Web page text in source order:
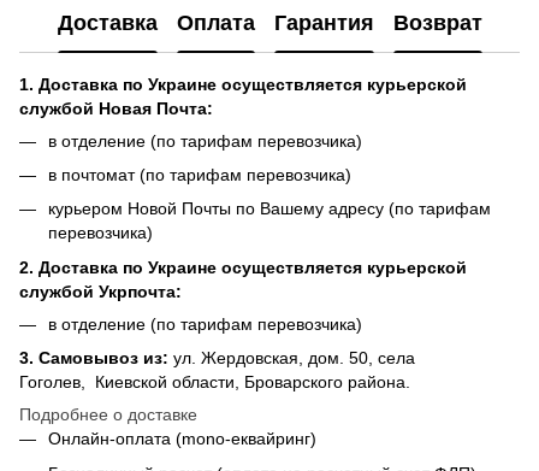
Доставка Оплата Гарантия Возврат
1. Доставка по Украине осуществляется курьерской
службой Новая Почта:
в отделение (по тарифам перевозчика)
в почтомат (по тарифам перевозчика)
курьером Новой Почты по Вашему адресу (по тарифам
перевозчика)
2. Доставка по Украине осуществляется курьерской
службой Укрпочта:
в отделение (по тарифам перевозчика)
3. Самовывоз из: ул. Жердовская, дом. 50, села
Гоголев, Киевской области, Броварского района.
Подробнее о доставке
Онлайн-оплата (mono-еквайринг)